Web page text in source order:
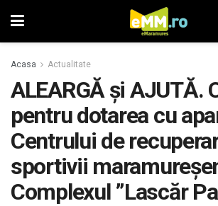
Acasa Actualitate
ALEARGĂ şi AJUTĂ.
pentru dotarea cu
Centrului de
sportivii
Complexul ”Lascăr